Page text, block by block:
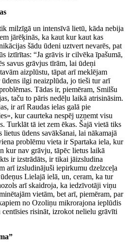
milzīgā un intensīvā lietū, kāda nebija
jārēķinās, ka kaut kur kaut kas
šādu ūdeni uztvert nevarēs, pat
iztīrītas: “Ja grāvis ir cilvēka īpašumā,
savus grāvjus tīrām, lai ūdeņi
aizplūstu, tāpat arī meklējam
ilgi neaizplūda, jo tieši tur arī
Tādas ir, piemēram, Smilšu
taču to pāris nedēļu laikā atrisināsim.
ir arī Raudas ielas galā pie
kur caurteka nespēj uzņemt visu
Turklāt tā iet zem ēkas. Šajā vietā tiks
lietus ūdens savākšanai, lai nākamajā
problēmu vieta ir Spartaka iela, kur
kur nav grāvju, tāpēc lietus laikā
ir izstrādāts, ir tikai jāizsludina
arī izsludinājuši iepirkumu dzelzceļa
Lielajā ielā, un, ceram, ka tur
arī skaidroja, ka iedzīvotāji viņu
vietām, bet arī, piemēram, par
no Ozoliņu mikrorajona ieplūdis
centīsies risināt, izrokot nelielu grāvīti